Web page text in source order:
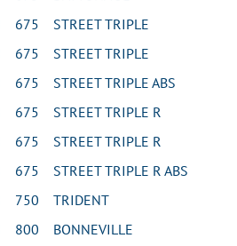
675 STREET TRIPLE
675 STREET TRIPLE
STREET TRIPLE ABS
675 STREET TRIPLE R
675 STREET TRIPLE R
STREET TRIPLE R ABS
750 TRIDENT
800 BONNEVILLE